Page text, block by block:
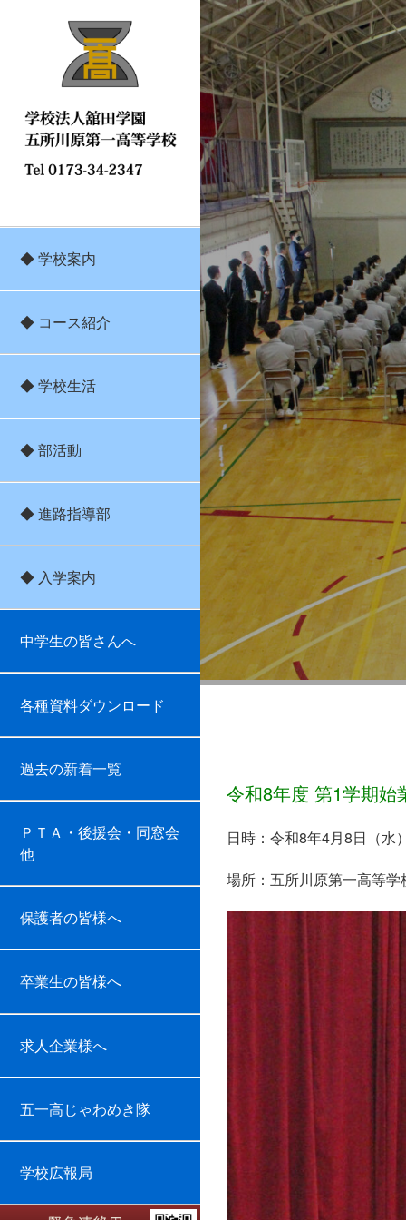
◆ 学校案内
◆ コース紹介
◆ 学校生活
◆ 部活動
◆ 進路指導部
◆ 入学案内
中学生の皆さんへ
各種資料ダウンロード
過去の新着一覧
ＰＴＡ・後援会・同窓会
他
保護者の皆様へ
卒業生の皆様へ
求人企業様へ
五一高じゃわめき隊
学校広報局
始業
令和8年度 第1学期始
日時：令和8年4月8日（水
場所：五所川原第一高等